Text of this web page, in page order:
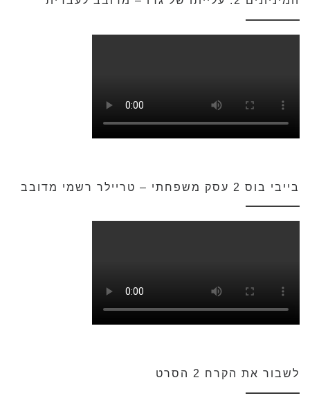
בייבי בוס 2 עסק משפחתי – טריילר רשמי מדובב
לשבור את הקרח 2 הסרט